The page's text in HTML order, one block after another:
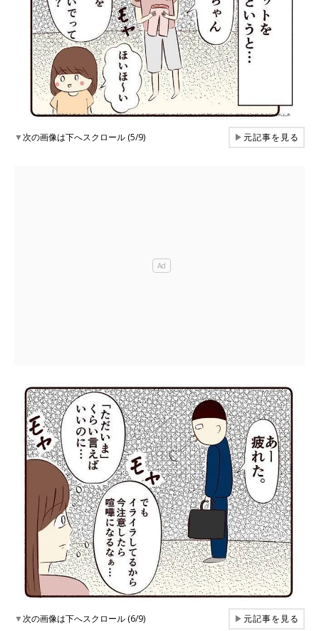
▼次の画像は下へスクロール (5/9) ▶元記事を見る
▼次の画像は下へスクロール (6/9) ▶元記事を見る